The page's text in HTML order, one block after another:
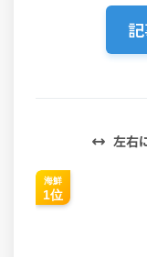
左右
海鮮
1位